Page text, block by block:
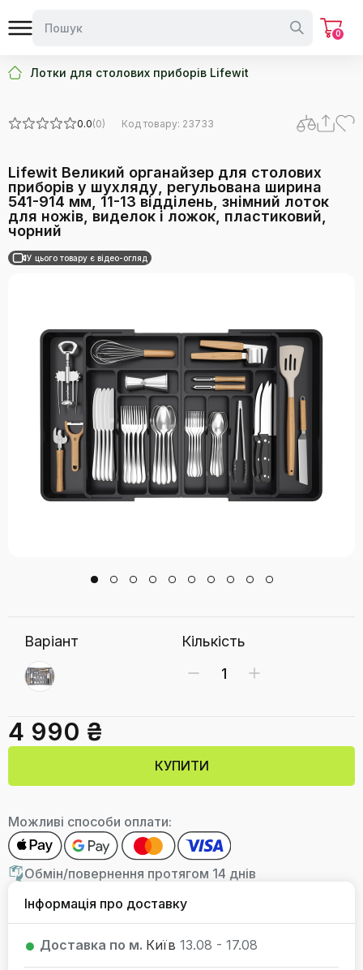
0
Лотки для столових приборів Lifewit
0.0(0) Код товару: 23733
Lifewit Великий органайзер для столових
приборів у шухляду, регульована ширина
541-914 мм, 11-13 відділень, знімний лоток
для ножів, виделок і ложок, пластиковий,
чорний
У цього товару є відео-огляд
Варіант Кількість
4 990 ₴
КУПИТИ
Можливі способи оплати:
Обмін/повернення протягом 14 днів
Інформація про доставку
Доставка по м. Київ 13.08 - 17.08